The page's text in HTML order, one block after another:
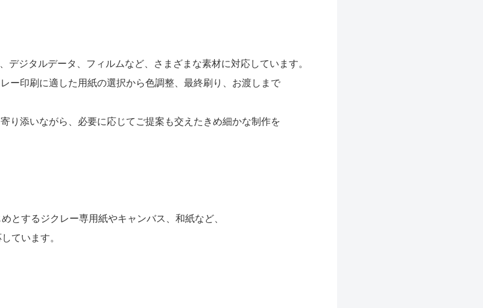
デジタルデータ、フィルムなど、さまざまな素材に対応しています。
ー印刷に適した用紙の選択から色調整、最終刷り、お渡しまで
り添いながら、必要に応じてご提案も交えたきめ細かな制作を
とするジクレー専用紙やキャンバス、和紙など、
ています。